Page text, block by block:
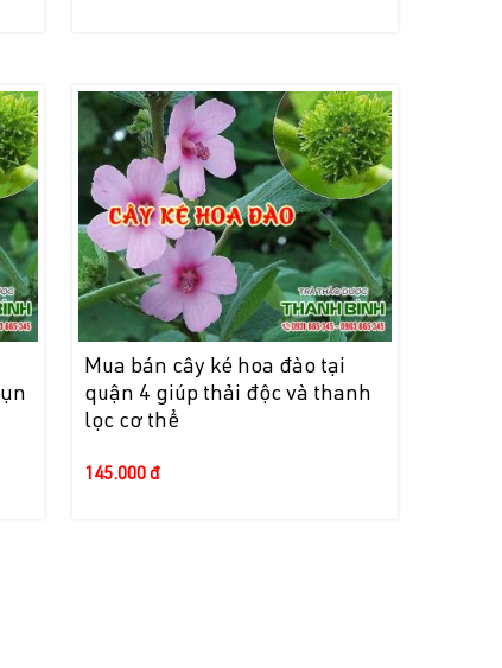
Mua bán cây ké hoa đào tại
quận 4 giúp thải độc và thanh
lọc cơ thể
145.000 đ